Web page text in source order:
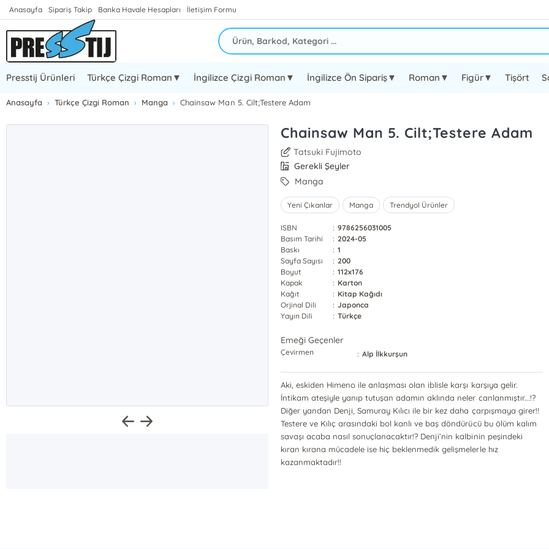
Anasayfa Sipariş Takip Banka Havale Hesapları İletişim Formu
Presstij Ürünleri Türkçe Çizgi Roman▼ İngilizce Çizgi Roman▼ İngilizce Ön Sipariş▼ Roman▼ Figür▼ Tişört
Anasayfa Türkçe Çizgi Roman Manga Chainsaw Man 5. Cilt;Testere Adam
Chainsaw Man 5. Cilt;Testere Adam
Tatsuki Fujimoto
Gerekli Şeyler
Manga
Yeni Çıkanlar Manga Trendyol Ürünler
ISBN : 9786256031005
Basım Tarihi
: 2024-05
Baskı
: 1
Sayfa Sayısı
: 200
Boyut
: 112x176
Kapak
: Karton
Kağıt
: Kitap Kağıdı
Orjinal Dili
: Japonca
Yayın Dili
: Türkçe
Emeği Geçenler
Çevirmen : Alp İlkkurşun
Aki, eskiden Himeno ile anlaşması olan iblisle karşı karşıya gelir.
İntikam ateşiyle yanıp tutuşan adamın aklında neler canlanmıştır...!?
Diğer yandan Denji, Samuray Kılıcı ile bir kez daha çarpışmaya girer!!
Testere ve Kılıç arasındaki bol kanlı ve baş döndürücü bu ölüm kalım
savaşı acaba nasıl sonuçlanacaktır!? Denji’nin kalbinin peşindeki
kıran kırana mücadele ise hiç beklenmedik gelişmelerle hız
kazanmaktadır!!